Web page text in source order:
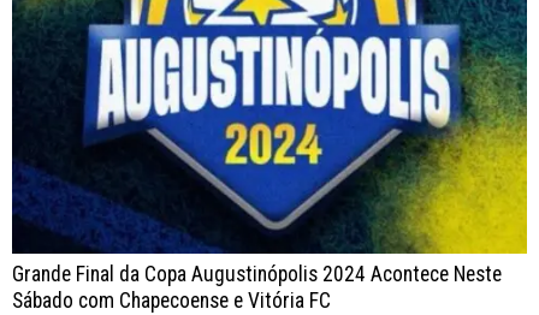
Grande Final da Copa Augustinópolis 2024 Acontece Neste
Sábado com Chapecoense e Vitória FC